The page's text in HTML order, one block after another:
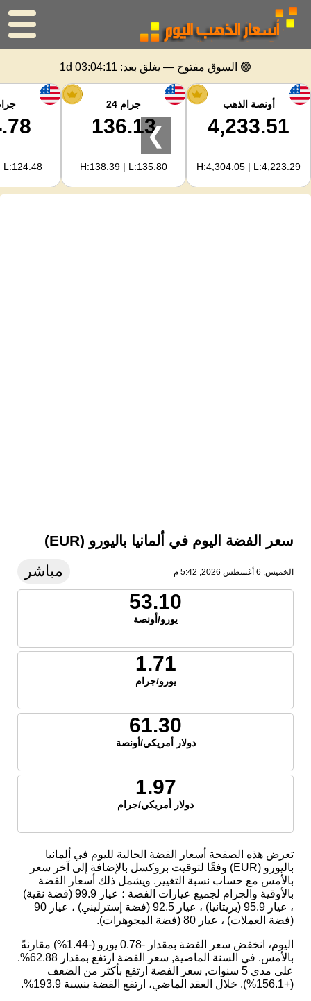
الرئيسية
سعر الذهب
اسعار الفضه
حاسبة الذهب
🟢 السوق مفتوح — يغلق بعد: 1d 03:04:11
أونصة الذهب
4,233.51
H:4,304.05 | L:4,223.29
جرام 24
136.13
H:138.39 | L:135.80
L:124.48
❯
سعر الفضة اليوم في ألمانيا باليورو (EUR)
الخميس, 6 أغسطس 2026, 5:42 م مباشر
53.10
يورو/أونصة
1.71
يورو/جرام
61.30
دولار أمريكي/أونصة
1.97
دولار أمريكي/جرام
تعرض هذه الصفحة أسعار الفضة الحالية لليوم في ألمانيا
باليورو (EUR) وفقًا لتوقيت بروكسل بالإضافة إلى آخر سعر
بالأمس مع حساب نسبة التغيير. ويشمل ذلك أسعار الفضة
بالأوقية والجرام لجميع عيارات الفضة ؛ عيار 99.9 (فضة نقية)
، عيار 95.9 (بريتانيا) ، عيار 92.5 (فضة إسترليني) ، عيار 90
(فضة العملات) ، عيار 80 (فضة المجوهرات).
اليوم، انخفض سعر الفضة بمقدار -0.78 يورو (-1.44%) مقارنةً
بالأمس. في السنة الماضية, سعر الفضة ارتفع بمقدار 62.88%.
على مدى 5 سنوات, سعر الفضة ارتفع بأكثر من الضعف
(+156.1%). خلال العقد الماضي، ارتفع الفضة بنسبة 193.9%.